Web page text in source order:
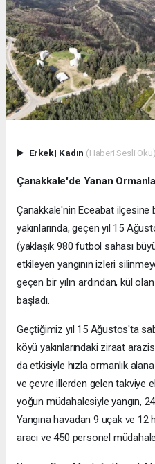
Erkek| Kadın (Haberi Sesli Oku)
Çanakkale'de Yanan
Çanakkale'nin Eceabat ilçesine
yakınlarında, geçen yıl 15
(yaklaşık 980 futbol sahası
etkileyen yangının izleri
geçen bir yılın ardından, kül
başladı.
Geçtiğimiz yıl 15 Ağustos'ta
köyü yakınlarındaki ziraat
da etkisiyle hızla ormanlık
ve çevre illerden gelen takviye
yoğun müdahalesiyle yangın,
Yangına havadan 9 uçak ve
aracı ve 450 personel